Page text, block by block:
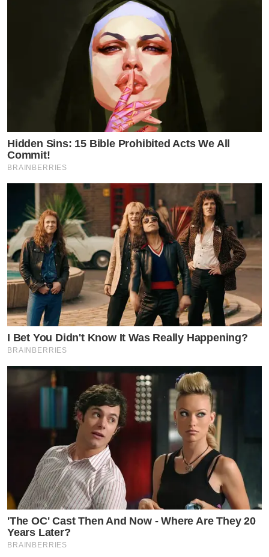
Hidden Sins: 15 Bible Prohibited Acts We All
Commit!
BRAINBERRIES
I Bet You Didn't Know It Was Really Happening?
BRAINBERRIES
'The OC' Cast Then And Now - Where Are They 20
Years Later?
BRAINBERRIES